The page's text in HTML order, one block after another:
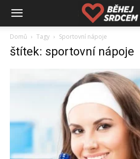
Domů Tagy Sportovní nápoje
štítek: sportovní nápoje